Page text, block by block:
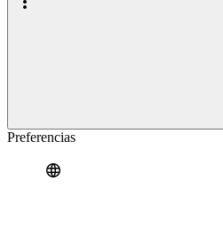
Preferencias